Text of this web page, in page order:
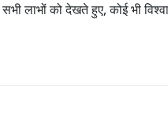
लाभों को देखते हुए, कोई भी